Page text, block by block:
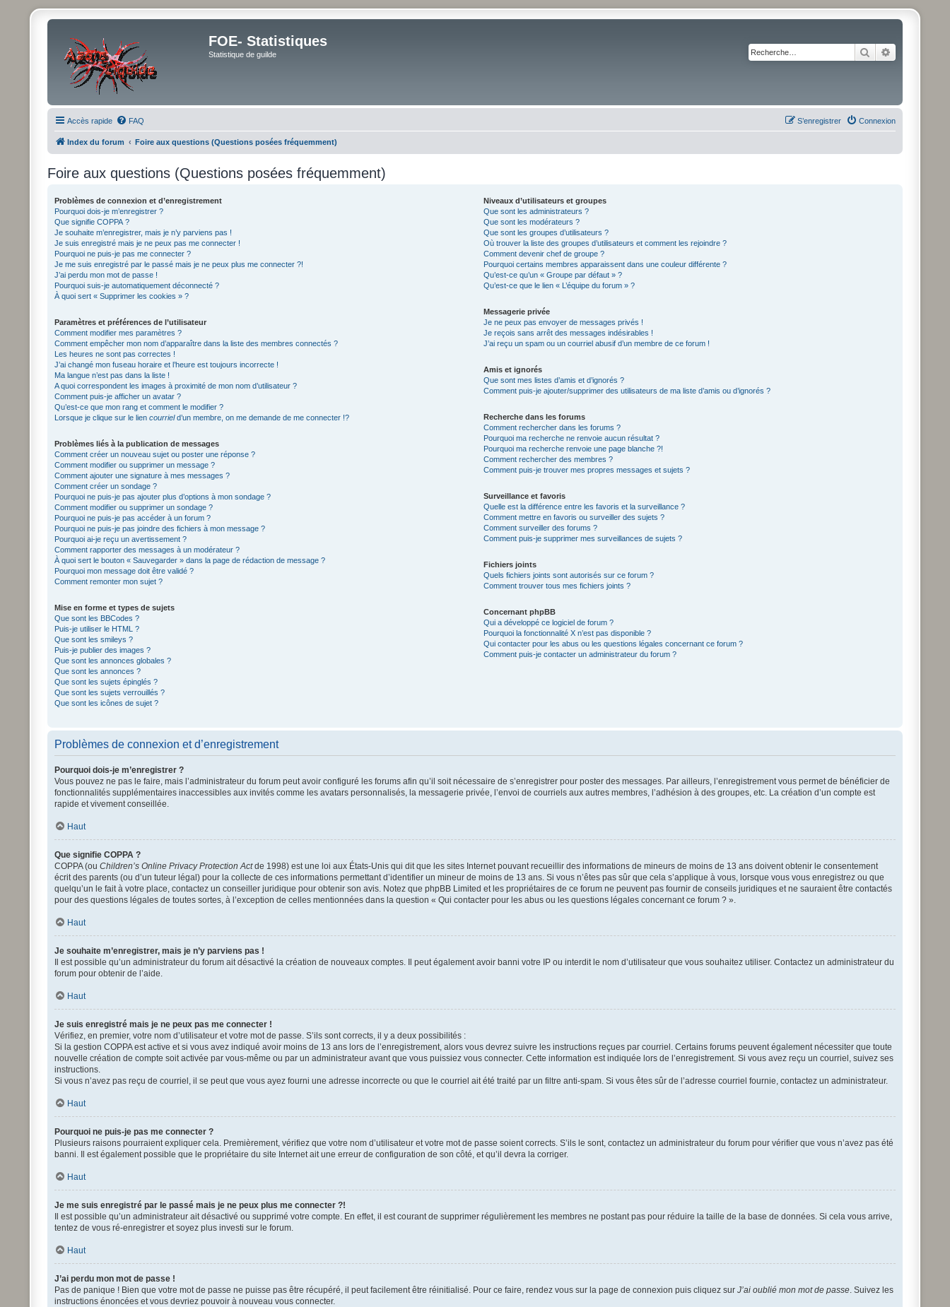
FOE- Statistiques
Statistique de guilde Rechercher
Accès rapide FAQ Connexion
S’enregistrer
Index du forum Foire aux questions (Questions posées fréquemment)
Foire aux questions (Questions posées fréquemment)
Problèmes de connexion et d’enregistrement
Pourquoi dois-je m’enregistrer ?
Que signifie COPPA ?
Je souhaite m’enregistrer, mais je n’y parviens pas !
Je suis enregistré mais je ne peux pas me connecter !
Pourquoi ne puis-je pas me connecter ?
Je me suis enregistré par le passé mais je ne peux plus me connecter ?!
J’ai perdu mon mot de passe !
Pourquoi suis-je automatiquement déconnecté ?
À quoi sert « Supprimer les cookies » ?
Paramètres et préférences de l’utilisateur
Comment modifier mes paramètres ?
Comment empêcher mon nom d’apparaître dans la liste des membres connectés ?
Les heures ne sont pas correctes !
J’ai changé mon fuseau horaire et l’heure est toujours incorrecte !
Ma langue n’est pas dans la liste !
A quoi correspondent les images à proximité de mon nom d’utilisateur ?
Comment puis-je afficher un avatar ?
Qu’est-ce que mon rang et comment le modifier ?
Lorsque je clique sur le liencourrield’un membre, on me demande de me connecter !?
Problèmes liés à la publication de messages
Comment créer un nouveau sujet ou poster une réponse ?
Comment modifier ou supprimer un message ?
Comment ajouter une signature à mes messages ?
Comment créer un sondage ?
Pourquoi ne puis-je pas ajouter plus d’options à mon sondage ?
Comment modifier ou supprimer un sondage ?
Pourquoi ne puis-je pas accéder à un forum ?
Pourquoi ne puis-je pas joindre des fichiers à mon message ?
Pourquoi ai-je reçu un avertissement ?
Comment rapporter des messages à un modérateur ?
À quoi sert le bouton « Sauvegarder » dans la page de rédaction de message ?
Pourquoi mon message doit être validé ?
Comment remonter mon sujet ?
Mise en forme et types de sujets
Que sont les BBCodes ?
Puis-je utiliser le HTML ?
Que sont les smileys ?
Puis-je publier des images ?
Que sont les annonces globales ?
Que sont les annonces ?
Que sont les sujets épinglés ?
Que sont les sujets verrouillés ?
Que sont les icônes de sujet ?
Niveaux d’utilisateurs et groupes
Que sont les administrateurs ?
Que sont les modérateurs ?
Que sont les groupes d’utilisateurs ?
Où trouver la liste des groupes d’utilisateurs et comment les rejoindre ?
Comment devenir chef de groupe ?
Pourquoi certains membres apparaissent dans une couleur différente ?
Qu’est-ce qu’un « Groupe par défaut » ?
Qu’est-ce que le lien « L’équipe du forum » ?
Messagerie privée
Je ne peux pas envoyer de messages privés !
Je reçois sans arrêt des messages indésirables !
J’ai reçu un spam ou un courriel abusif d’un membre de ce forum !
Amis et ignorés
Que sont mes listes d’amis et d’ignorés ?
Comment puis-je ajouter/supprimer des utilisateurs de ma liste d’amis ou d’ignorés ?
Recherche dans les forums
Comment rechercher dans les forums ?
Pourquoi ma recherche ne renvoie aucun résultat ?
Pourquoi ma recherche renvoie une page blanche ?!
Comment rechercher des membres ?
Comment puis-je trouver mes propres messages et sujets ?
Surveillance et favoris
Quelle est la différence entre les favoris et la surveillance ?
Comment mettre en favoris ou surveiller des sujets ?
Comment surveiller des forums ?
Comment puis-je supprimer mes surveillances de sujets ?
Fichiers joints
Quels fichiers joints sont autorisés sur ce forum ?
Comment trouver tous mes fichiers joints ?
Concernant phpBB
Qui a développé ce logiciel de forum ?
Pourquoi la fonctionnalité X n’est pas disponible ?
Qui contacter pour les abus ou les questions légales concernant ce forum ?
Comment puis-je contacter un administrateur du forum ?
Problèmes de connexion et d’enregistrement
Pourquoi dois-je m’enregistrer ?
Vous pouvez ne pas le faire, mais l’administrateur du forum peut avoir configuré les forums afin qu’il soit nécessaire de s’enregistrer pour poster des messages. Par ailleurs, l’enregistrement vous permet de bénéficier de
fonctionnalités supplémentaires inaccessibles aux invités comme les avatars personnalisés, la messagerie privée, l’envoi de courriels aux autres membres, l’adhésion à des groupes, etc. La création d’un compte est
rapide et vivement conseillée.
Haut
Que signifie COPPA ?
COPPA (ouChildren’s Online Privacy Protection Actde 1998) est une loi aux États-Unis qui dit que les sites Internet pouvant recueillir des informations de mineurs de moins de 13 ans doivent obtenir le consentement
écrit des parents (ou d’un tuteur légal) pour la collecte de ces informations permettant d’identifier un mineur de moins de 13 ans. Si vous n’êtes pas sûr que cela s’applique à vous, lorsque vous vous enregistrez ou que
quelqu’un le fait à votre place, contactez un conseiller juridique pour obtenir son avis. Notez que phpBB Limited et les propriétaires de ce forum ne peuvent pas fournir de conseils juridiques et ne sauraient être contactés
pour des questions légales de toutes sortes, à l’exception de celles mentionnées dans la question « Qui contacter pour les abus ou les questions légales concernant ce forum ? ».
Haut
Je souhaite m’enregistrer, mais je n’y parviens pas !
Il est possible qu’un administrateur du forum ait désactivé la création de nouveaux comptes. Il peut également avoir banni votre IP ou interdit le nom d’utilisateur que vous souhaitez utiliser. Contactez un administrateur du
forum pour obtenir de l’aide.
Haut
Je suis enregistré mais je ne peux pas me connecter !
Vérifiez, en premier, votre nom d’utilisateur et votre mot de passe. S’ils sont corrects, il y a deux possibilités :
Si la gestion COPPA est active et si vous avez indiqué avoir moins de 13 ans lors de l’enregistrement, alors vous devrez suivre les instructions reçues par courriel. Certains forums peuvent également nécessiter que toute
nouvelle création de compte soit activée par vous-même ou par un administrateur avant que vous puissiez vous connecter. Cette information est indiquée lors de l’enregistrement. Si vous avez reçu un courriel, suivez ses
instructions.
Si vous n’avez pas reçu de courriel, il se peut que vous ayez fourni une adresse incorrecte ou que le courriel ait été traité par un filtre anti-spam. Si vous êtes sûr de l’adresse courriel fournie, contactez un administrateur.
Haut
Pourquoi ne puis-je pas me connecter ?
Plusieurs raisons pourraient expliquer cela. Premièrement, vérifiez que votre nom d’utilisateur et votre mot de passe soient corrects. S’ils le sont, contactez un administrateur du forum pour vérifier que vous n’avez pas été
banni. Il est également possible que le propriétaire du site Internet ait une erreur de configuration de son côté, et qu’il devra la corriger.
Haut
Je me suis enregistré par le passé mais je ne peux plus me connecter ?!
Il est possible qu’un administrateur ait désactivé ou supprimé votre compte. En effet, il est courant de supprimer régulièrement les membres ne postant pas pour réduire la taille de la base de données. Si cela vous arrive,
tentez de vous ré-enregistrer et soyez plus investi sur le forum.
Haut
J’ai perdu mon mot de passe !
Pas de panique ! Bien que votre mot de passe ne puisse pas être récupéré, il peut facilement être réinitialisé. Pour ce faire, rendez vous sur la page de connexion puis cliquez surJ’ai oublié mon mot de passe. Suivez les
instructions énoncées et vous devriez pouvoir à nouveau vous connecter.